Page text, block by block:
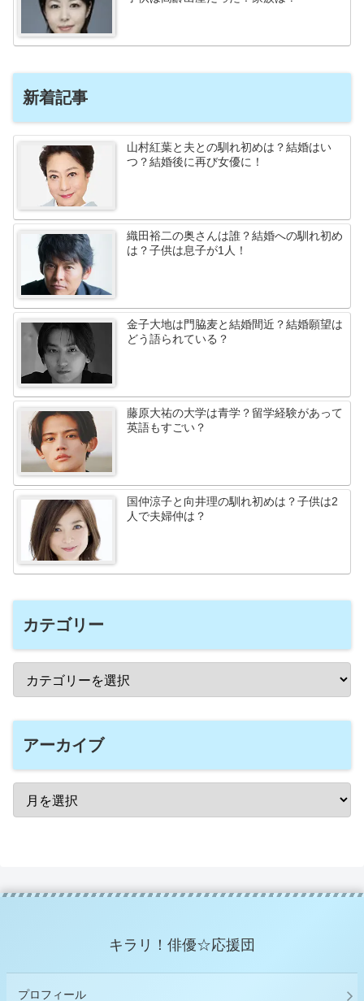
新着記事
山村紅葉と夫との馴れ初めは？結婚はい
つ？結婚後に再び女優に！
織田裕二の奥さんは誰？結婚への馴れ初め
は？子供は息子が1人！
金子大地は門脇麦と結婚間近？結婚願望は
どう語られている？
藤原大祐の大学は青学？留学経験があって
英語もすごい？
国仲涼子と向井理の馴れ初めは？子供は2
人で夫婦仲は？
カテゴリー
アーカイブ
キラリ！俳優☆応援団
プロフィール